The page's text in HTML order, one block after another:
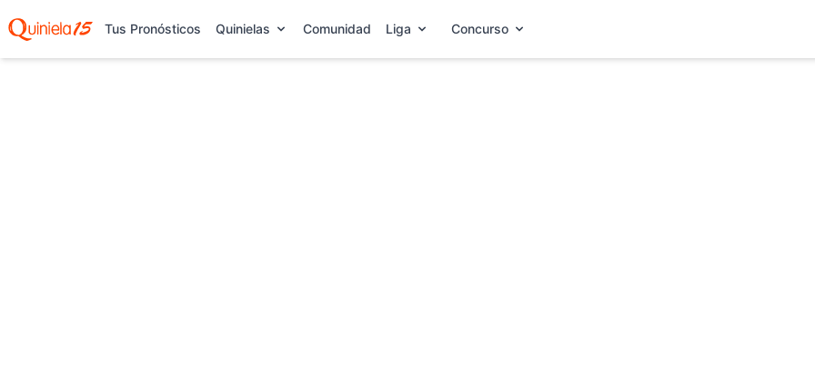
Tus Pronósticos Quinielas Comunidad Liga Concurso